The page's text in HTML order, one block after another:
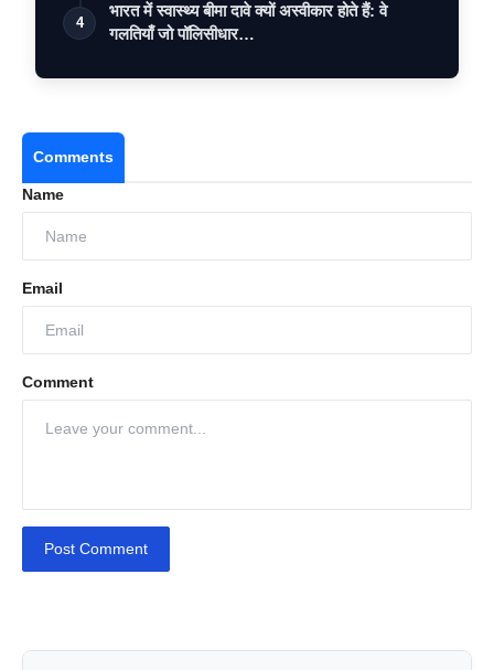
4
भारत में स्वास्थ्य बीमा दावे क्यों अस्वीकार होते हैं: वे
गलतियाँ जो पॉलिसीधार…
Comments
Name
Email
Comment
Post Comment